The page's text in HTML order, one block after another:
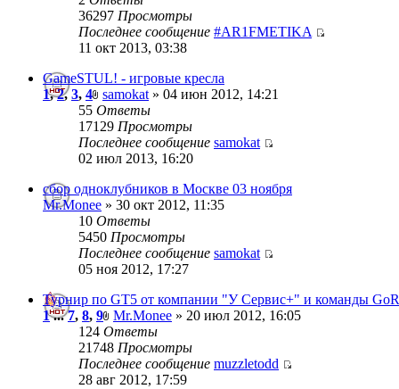
36297 Просмотры
Последнее сообщение #AR1FMETIKA
11 окт 2013, 03:38
GameSTUL! - игровые кресла
1,2,3, 4 samokat» 04 июн 2012, 14:21
55 Ответы
17129 Просмотры
Последнее сообщение samokat
02 июл 2013, 16:20
сбор одноклубников в Москве 03 ноября
Mr.Monee » 30 окт 2012, 11:35
10 Ответы
5450 Просмотры
Последнее сообщение samokat
05 ноя 2012, 17:27
Турнир по GT5 от компании "У Сервис+" и команды
1...7, 8, 9 Mr.Monee » 20 июл 2012, 16:05
124 Ответы
21748 Просмотры
Последнее сообщение muzzletodd
28 авг 2012, 17:59